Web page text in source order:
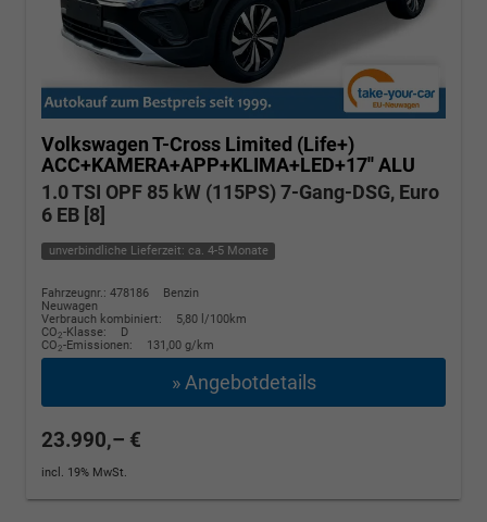
Volkswagen T-Cross Limited (Life+)
ACC+KAMERA+APP+KLIMA+LED+17'' ALU
1.0 TSI OPF 85 kW (115PS) 7-Gang-DSG, Euro
6 EB [8]
unverbindliche Lieferzeit: ca. 4-5 Monate
Fahrzeugnr.: 478186
Benzin
Neuwagen
Verbrauch kombiniert:
5,80 l/100km
CO2-Klasse:
D
CO2-Emissionen: 131,00 g/km
» Angebotdetails
23.990,– €
incl. 19% MwSt.